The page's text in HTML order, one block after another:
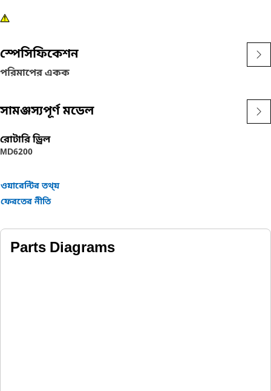
স্পেসিফিকেশন
পরিমাপের একক
সামঞ্জস্যপূর্ণ মডেল
রোটারি ড্রিল
MD6200
ওয়ারেন্টির তথ্য়
ফেরতের নীতি
Parts Diagrams